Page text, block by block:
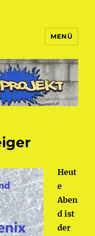
MENÜ
Heut
e
Aben
d ist
der